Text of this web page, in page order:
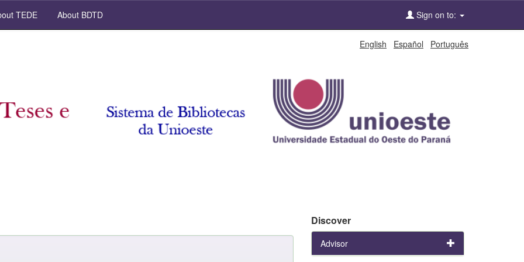
TEDE About BDTD Sign on to:
English Español Português
Discover
Advisor